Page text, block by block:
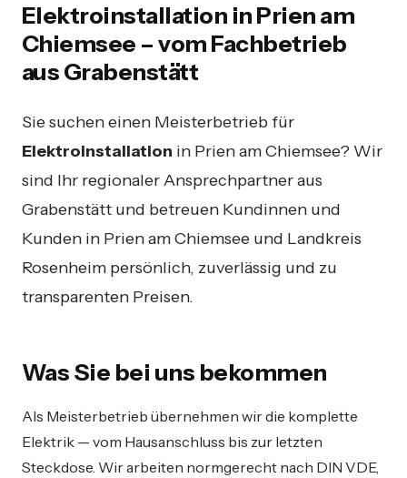
Elektroinstallation in Prien am
Chiemsee – vom Fachbetrieb
aus Grabenstätt
Sie suchen einen Meisterbetrieb für
Elektroinstallation in Prien am Chiemsee? Wir
sind Ihr regionaler Ansprechpartner aus
Grabenstätt und betreuen Kundinnen und
Kunden in Prien am Chiemsee und Landkreis
Rosenheim persönlich, zuverlässig und zu
transparenten Preisen.
Was Sie bei uns bekommen
Als Meisterbetrieb übernehmen wir die komplette
Elektrik — vom Hausanschluss bis zur letzten
Steckdose. Wir arbeiten normgerecht nach DIN VDE,